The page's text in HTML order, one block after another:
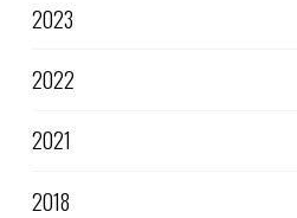
2023
2022
2021
2018